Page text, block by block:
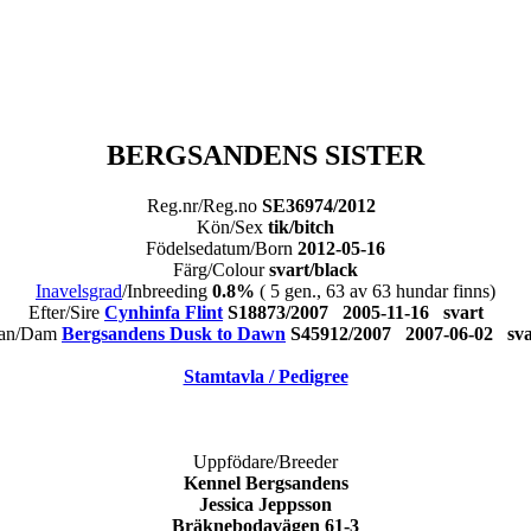
BERGSANDENS SISTER
Reg.nr/Reg.no SE36974/2012
Kön/Sex tik/bitch
Födelsedatum/Born 2012-05-16
Färg/Coloursvart/black
Inavelsgrad/Inbreeding 0.8% ( 5 gen., 63 av 63 hundar finns)
Efter/Sire Cynhinfa Flint S18873/2007 2005-11-16 svart
Dam Bergsandens Dusk to Dawn S45912/2007 2007-06-02
Stamtavla / Pedigree
Uppfödare/Breeder
Kennel Bergsandens
Jessica Jeppsson
Bräknebodavägen 61-3